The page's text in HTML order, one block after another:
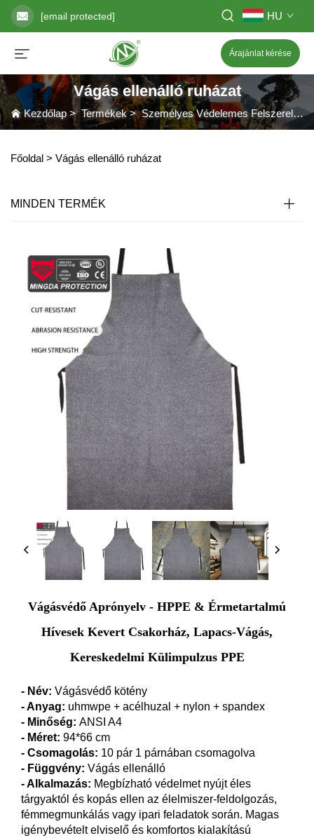
[email protected] HU
Árajánlat kérése
Vágás ellenálló ruházat
Kezdőlap>Termékek>Személyes Védelemes Felszerelés
Főoldal > Vágás ellenálló ruházat
MINDEN TERMÉK
Vágásvédő Aprónyelv - HPPE & Érmetartalmú
Hívesek Kevert Csakorház, Lapacs-Vágás,
Kereskedelmi Külimpulzus PPE
- Név: Vágásvédő kötény
- Anyag: uhmwpe + acélhuzal + nylon + spandex
- Minőség: ANSI A4
- Méret: 94*66 cm
- Csomagolás: 10 pár 1 párnában csomagolva
- Függvény: Vágás ellenálló
- Alkalmazás: Megbízható védelmet nyújt éles
tárgyaktól és kopás ellen az élelmiszer-feldolgozás,
fémmegmunkálás vagy ipari feladatok során. Magas
igénybevételt elviselő és komfortos kialakítású